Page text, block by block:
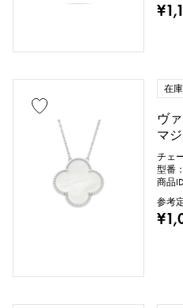
ブラックゴールド
スティングレイ（エイ
クロコ パラジウム
在
ヴ
マ
チェ
型番
商品
参考